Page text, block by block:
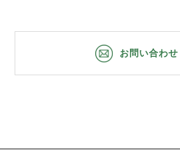
お問い合わせ